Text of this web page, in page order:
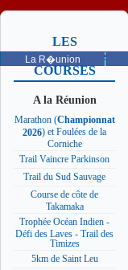
La R�union
LES
PROCHAINES
COURSES
A la Réunion
Marathon (Championnat
2026) et Foulées de la
Corniche
Trail Vaincre Parkinson
Trail du Sud Sauvage
Course de côte de
Takamaka
Trophée Océan Indien -
Défi des Laves - Trail des
Timizes
5km de Saint Leu